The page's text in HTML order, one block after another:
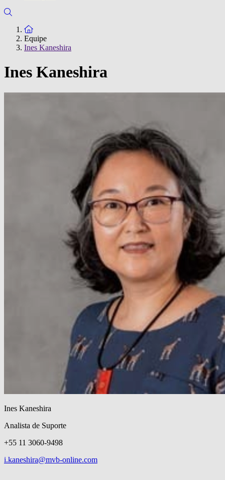
To the homepage
Equipe
Ines Kaneshira
Ines Kaneshira
Ines Kaneshira
Analista de Suporte
+55 11 3060-9498
i.kaneshira@mvb-online.com